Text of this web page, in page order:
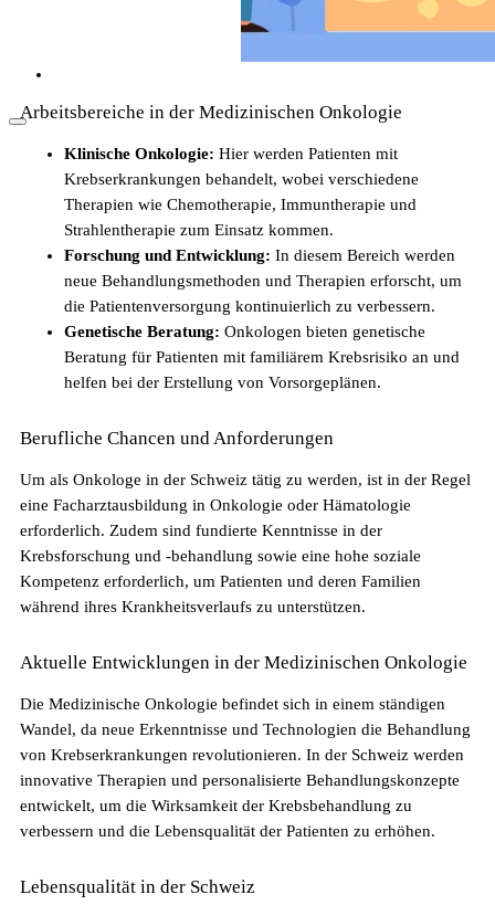
Arbeitsbedingungen in der Pflege in der
Schweiz
Pflegefachperson Schweiz: Anerkennung &
Gehalt
Arbeitsbereiche in der Medizinischen Onkologie
Klinische Onkologie: Hier werden Patienten mit
Krebserkrankungen behandelt, wobei verschiedene
Therapien wie Chemotherapie, Immuntherapie und
Strahlentherapie zum Einsatz kommen.
Forschung und Entwicklung: In diesem Bereich werden
neue Behandlungsmethoden und Therapien erforscht, um
die Patientenversorgung kontinuierlich zu verbessern.
Genetische Beratung: Onkologen bieten genetische
Beratung für Patienten mit familiärem Krebsrisiko an und
helfen bei der Erstellung von Vorsorgeplänen.
Berufliche Chancen und Anforderungen
Um als Onkologe in der Schweiz tätig zu werden, ist in der Regel
eine Facharztausbildung in Onkologie oder Hämatologie
erforderlich. Zudem sind fundierte Kenntnisse in der
Krebsforschung und -behandlung sowie eine hohe soziale
Kompetenz erforderlich, um Patienten und deren Familien
während ihres Krankheitsverlaufs zu unterstützen.
Aktuelle Entwicklungen in der Medizinischen Onkologie
Die Medizinische Onkologie befindet sich in einem ständigen
Wandel, da neue Erkenntnisse und Technologien die Behandlung
von Krebserkrankungen revolutionieren. In der Schweiz werden
innovative Therapien und personalisierte Behandlungskonzepte
entwickelt, um die Wirksamkeit der Krebsbehandlung zu
verbessern und die Lebensqualität der Patienten zu erhöhen.
Lebensqualität in der Schweiz